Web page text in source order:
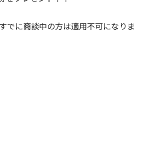
でに商談中の方は適用不可になりま